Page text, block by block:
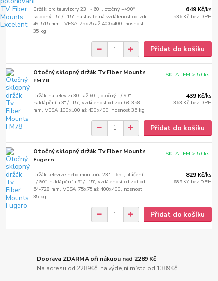
Držák pro televizory 23" - 60", otočný +/-90°,
sklopný +5° / -15°, nastavitelná vzdálenost od zdi
49-515 mm , VESA 75x75 až 400x400, nosnost
35 kg
649 Kč/ks
536 Kč bez DPH
Přidat do košíku
Otočný sklopný držák Tv Fiber Mounts
FM78
Držák na televizi 30" až 60", otočný +/-90°,
naklápění +3° / -15°, vzdálenost od zdi 63-358
mm, VESA 100x100 až 400x400, nosnost 35 kg
439 Kč/ks
363 Kč bez DPH
SKLADEM > 50 ks
Přidat do košíku
Otočný sklopný držák Tv Fiber Mounts
Fugero
Držák televize nebo monitoru 23" - 65", otáčení
+/-90°, naklápění +5° / -15°, vzdálenost od zdi od
54-728 mm, VESA 75x75 až 400x400, nosnost
35 kg
829 Kč/ks
685 Kč bez DPH
SKLADEM > 50 ks
Přidat do košíku
Doprava ZDARMA při nákupu nad 2289 Kč
Na adresu od 2289Kč, na výdejní místo od 1389Kč